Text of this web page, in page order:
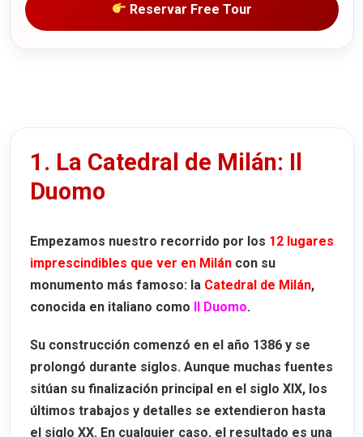
Reservar Free Tour
1. La Catedral de Milán: Il
Duomo
Empezamos nuestro recorrido por los 12 lugares
imprescindibles que ver en Milán con su
monumento más famoso: la Catedral de Milán,
conocida en italiano como Il Duomo.
Su construcción comenzó en el año 1386 y se
prolongó durante siglos. Aunque muchas fuentes
sitúan su finalización principal en el siglo XIX, los
últimos trabajos y detalles se extendieron hasta
el siglo XX. En cualquier caso, el resultado es una